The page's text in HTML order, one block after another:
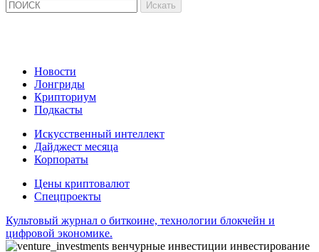
Новости
Лонгриды
Крипториум
Подкасты
Искусственный интеллект
Дайджест месяца
Корпораты
Цены криптовалют
Спецпроекты
Культовый журнал о биткоине, технологии блокчейн и
цифровой экономике.